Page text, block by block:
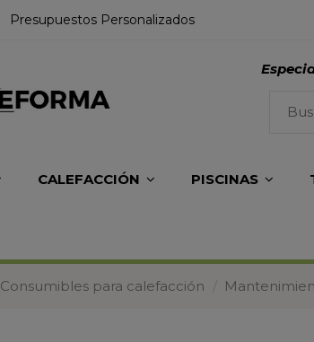
Presupuestos Personalizados
CALEFACCIÓN PISCINAS
Consumibles para calefacción